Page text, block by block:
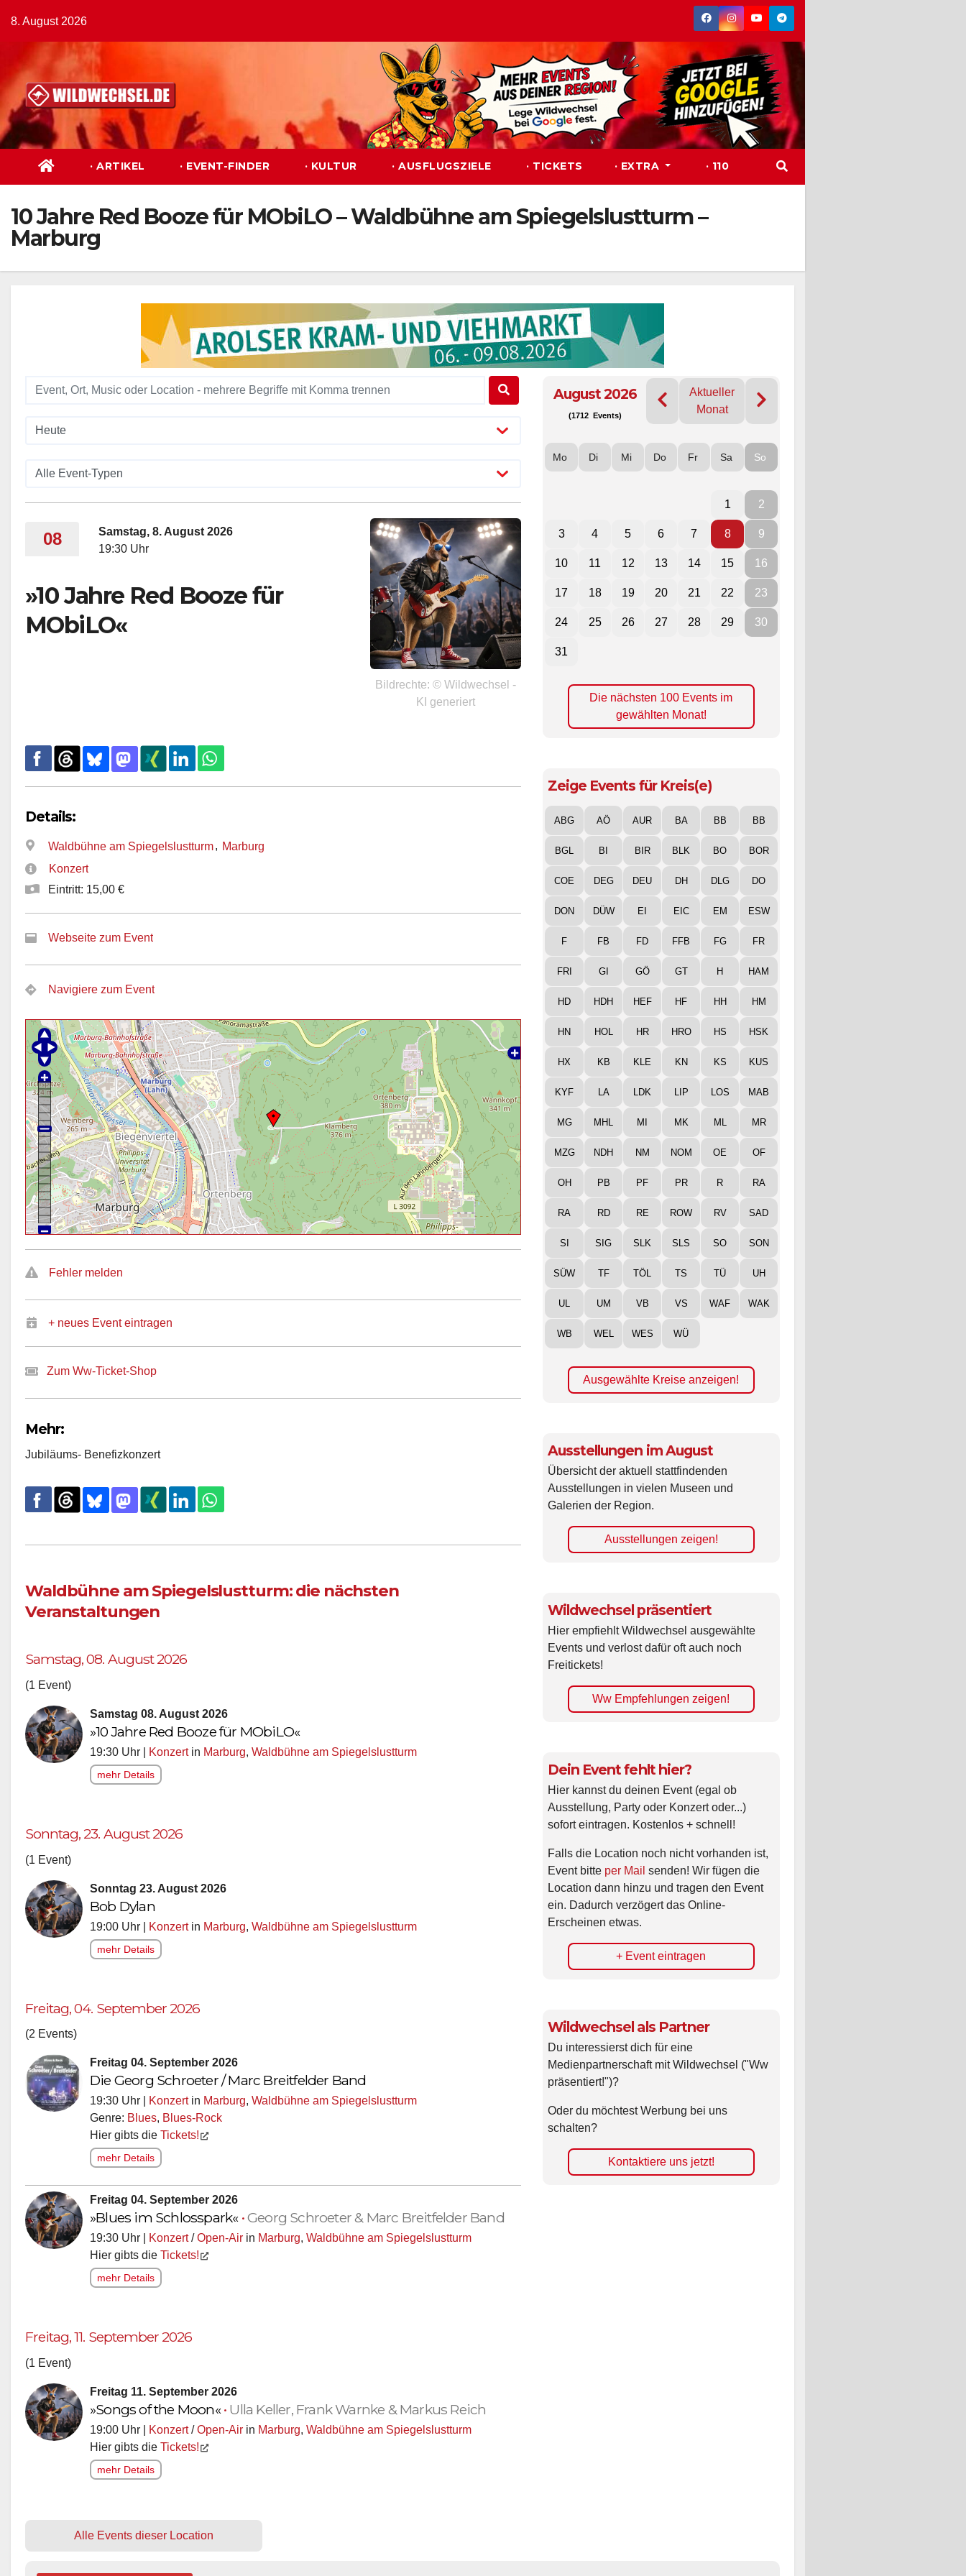
Inhalt
springen
8. August 2026
· ARTIKEL · EVENT-FINDER · KULTUR · AUSFLUGSZIELE · TICKETS · EXTRA · 110
10 Jahre Red Booze für MObiLO – Waldbühne am Spiegelslustturm –
Marburg
08
Samstag, 8. August 2026
19:30 Uhr
»10 Jahre Red Booze für
MObiLO«
Bildrechte: © Wildwechsel -
KI generiert
Details:
Waldbühne am Spiegelslustturm, Marburg
Konzert
Eintritt: 15,00 €
Webseite zum Event
Navigiere zum Event
Fehler melden
+ neues Event eintragen
Zum Ww-Ticket-Shop
Mehr:
Jubiläums- Benefizkonzert
Waldbühne am Spiegelslustturm: die nächsten
Veranstaltungen
Samstag, 08. August 2026
(1 Event)
Samstag 08. August 2026
»10 Jahre Red Booze für MObiLO«
19:30 Uhr | Konzertin Marburg, Waldbühne am Spiegelslustturm
mehr Details
Sonntag, 23. August 2026
(1 Event)
Sonntag 23. August 2026
Bob Dylan
19:00 Uhr | Konzertin Marburg, Waldbühne am Spiegelslustturm
mehr Details
Freitag, 04. September 2026
(2 Events)
Freitag 04. September 2026
Die Georg Schroeter / Marc Breitfelder Band
19:30 Uhr | Konzertin Marburg, Waldbühne am Spiegelslustturm
Genre: Blues, Blues-Rock
Hier gibts die Tickets!
mehr Details
Freitag 04. September 2026
»Blues im Schlosspark« •Georg Schroeter & Marc Breitfelder Band
19:30 Uhr | Konzert/Open-Air in Marburg, Waldbühne am Spiegelslustturm
Hier gibts die Tickets!
mehr Details
Freitag, 11. September 2026
(1 Event)
Freitag 11. September 2026
»Songs of the Moon«• Ulla Keller, Frank Warnke & Markus Reich
19:00 Uhr | Konzert/Open-Air in Marburg, Waldbühne am Spiegelslustturm
Hier gibts die Tickets!
mehr Details
Alle Events dieser Location
August 2026
(1712 Events)
Aktueller
Monat
Mo Di Mi Do Fr Sa So
1 2
3 4 5 6 7 8 9
10 11 12 13 14 15 16
17 18 19 20 21 22 23
24 25 26 27 28 29 30
31
Die nächsten 100 Events im
gewählten Monat!
Zeige Events für Kreis(e)
ABG AÖ AUR BA BB BB
BGL BI BIR BLK BO BOR
COE DEG DEU DH DLG DO
DON DÜW EI EIC EM ESW
F FB FD FFB FG FR
FRI GI GÖ GT H HAM
HD HDH HEF HF HH HM
HN HOL HR HRO HS HSK
HX KB KLE KN KS KUS
KYF LA LDK LIP LOS MAB
MG MHL MI MK ML MR
MZG NDH NM NOM OE OF
OH PB PF PR R RA
RA RD RE ROW RV SAD
SI SIG SLK SLS SO SON
SÜW TF TÖL TS TÜ UH
UL UM VB VS WAF WAK
WB WEL WES WÜ
Ausgewählte Kreise anzeigen!
Ausstellungen im August
Übersicht der aktuell stattfindenden
Ausstellungen in vielen Museen und
Galerien der Region.
Ausstellungen zeigen!
Wildwechsel präsentiert
Hier empfiehlt Wildwechsel ausgewählte
Events und verlost dafür oft auch noch
Freitickets!
Ww Empfehlungen zeigen!
Dein Event fehlt hier?
Hier kannst du deinen Event (egal ob
Ausstellung, Party oder Konzert oder...)
sofort eintragen. Kostenlos + schnell!
Falls die Location noch nicht vorhanden ist,
Event bitte per Mail senden! Wir fügen die
Location dann hinzu und tragen den Event
ein. Dadurch verzögert das Online-
Erscheinen etwas.
+ Event eintragen
Wildwechsel als Partner
Du interessierst dich für eine
Medienpartnerschaft mit Wildwechsel ("Ww
präsentiert!")?
Oder du möchtest Werbung bei uns
schalten?
Kontaktiere uns jetzt!